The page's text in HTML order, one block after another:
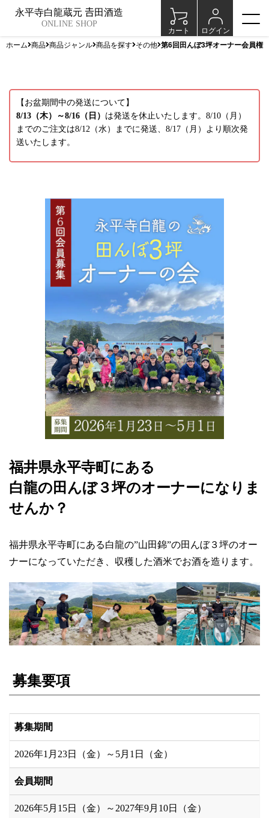
永平寺白龍蔵元 𠮷田酒造
ONLINE SHOP
カート
ログイン
ホーム 商品 商品ジャンル 商品を探す その他 第6回田んぼ3坪オーナー会員権
【お盆期間中の発送について】
8/13（木）～8/16（日） は発送を休止いたします。8/10（月）
までのご注文は8/12（水）までに発送、8/17（月）より順次発
送いたします。
福井県永平寺町にある
白龍の田んぼ３坪のオーナーになりま
せんか？
福井県永平寺町にある白龍の”山田錦”の田んぼ３坪のオー
ナーになっていただき、収穫した酒米でお酒を造ります。
募集要項
募集期間
2026年1月23日（金）～5月1日（金）
会員期間
2026年5月15日（金）～2027年9月10日（金）